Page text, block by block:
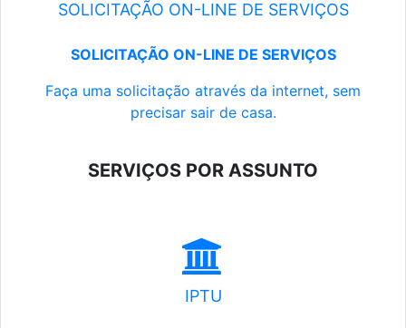
SOLICITAÇÃO ON-LINE DE SERVIÇOS
SOLICITAÇÃO ON-LINE DE SERVIÇOS
Faça uma solicitação através da internet, sem
precisar sair de casa.
SERVIÇOS POR ASSUNTO
IPTU